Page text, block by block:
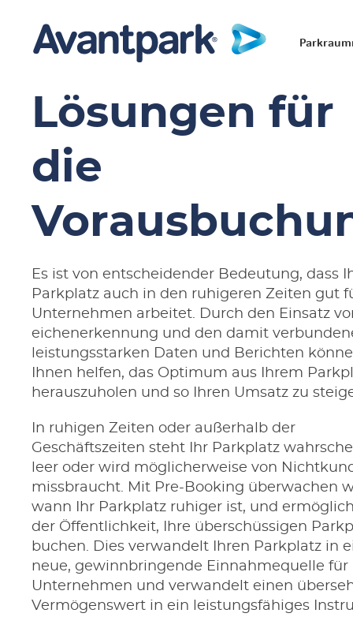
Lösungen für
die
Es ist von entscheidender Bedeutung, dass
Parkplatz auch in den ruhigeren Zeiten gut
Unternehmen arbeitet. Durch den Einsatz
eichenerkennung und den damit
leistungsstarken Daten und Berichten
Ihnen helfen, das Optimum aus Ihrem
herauszuholen und so Ihren Umsatz zu
In ruhigen Zeiten oder außerhalb der
Geschäftszeiten steht Ihr Parkplatz
leer oder wird möglicherweise von
missbraucht. Mit Pre-Booking überwachen
wann Ihr Parkplatz ruhiger ist, und
der Öffentlichkeit, Ihre überschüssigen
buchen. Dies verwandelt Ihren Parkplatz in
neue, gewinnbringende Einnahmequelle für
Unternehmen und verwandelt einen
Vermögenswert in ein leistungsfähiges